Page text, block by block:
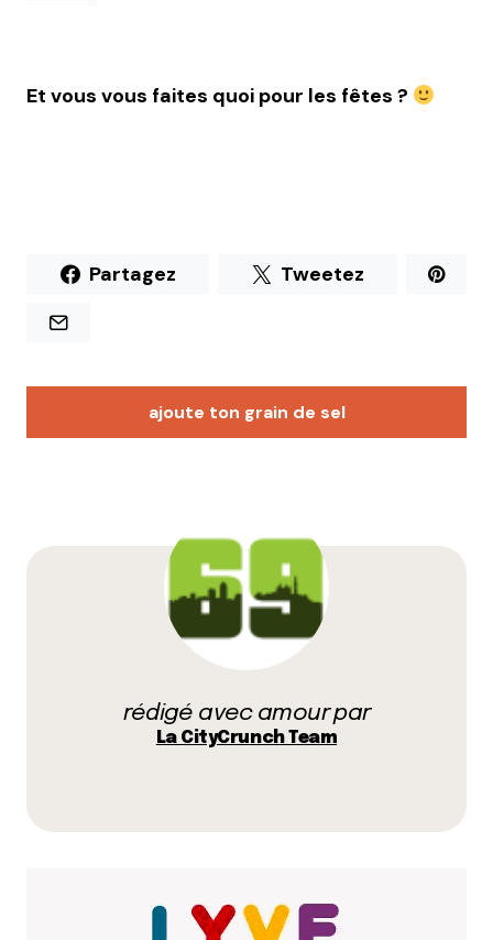
Et vous vous faites quoi pour les fêtes ?
Partagez Tweetez
ajoute ton grain de sel
Votre adresse e-mail ne sera pas publiée.
champs obligatoires sont indiqués avec
Prévenez-moi de tous les nouveaux commentaires
rédigé avec amour par
La CityCrunch Team